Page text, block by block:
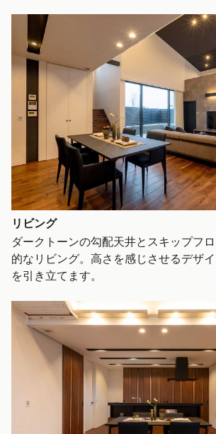
リビング
ダークトーンの勾配天井とスキップフ
的なリビング。高さを感じさせるデザ
を引き立てます。